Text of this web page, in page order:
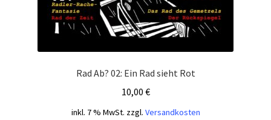
Rad Ab? 02: Ein Rad sieht Rot
10,00 €
inkl. 7 % MwSt. zzgl. Versandkosten